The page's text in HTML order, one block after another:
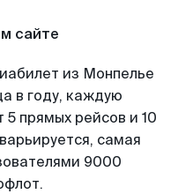
сайте
из Монпелье
в году, каждую
прямых рейсов и 10
самая
9000